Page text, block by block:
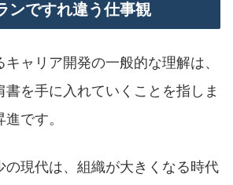
ンですれ違う仕事観
ャリア開発の一般的な理解は、
書を手に入れていくことを指しま
です。
の現代は、組織が大きくなる時代